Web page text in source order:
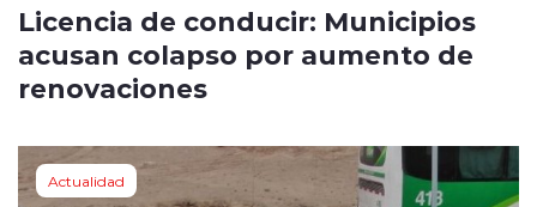
Licencia de conducir: Municipios
acusan colapso por aumento de
renovaciones
Actualidad